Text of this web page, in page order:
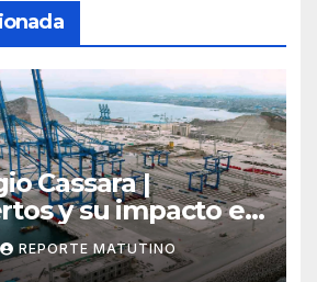
Cassara |
y su impacto en
y el comercio
REPORTE MATUTINO